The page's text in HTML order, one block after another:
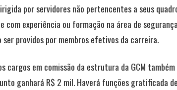
por servidores não pertencentes a seus
com experiência ou formação na área de
ser providos por membros efetivos da carreira.
cargos em comissão da estrutura da GCM
ganhará R$ 2 mil. Haverá funções gratificada